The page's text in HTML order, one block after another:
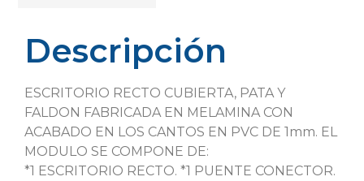
Descripción
ESCRITORIO RECTO CUBIERTA, PATA Y
FALDON FABRICADA EN MELAMINA CON
ACABADO EN LOS CANTOS EN PVC DE 1mm. EL
MODULO SE COMPONE DE:
*1 ESCRITORIO RECTO. *1 PUENTE CONECTOR.